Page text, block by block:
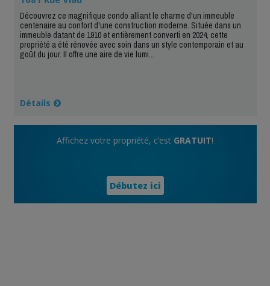
Découvrez ce magnifique condo alliant le charme d'un immeuble
centenaire au confort d'une construction moderne. Située dans un
immeuble datant de 1910 et entièrement converti en 2024, cette
propriété a été rénovée avec soin dans un style contemporain et au
goût du jour. Il offre une aire de vie lumi...
Détails
Affichez votre propriété, c’est GRATUIT!
Débutez ici